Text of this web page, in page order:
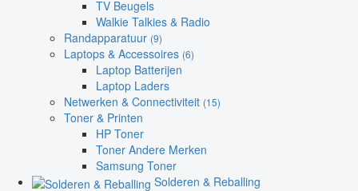
TV Beugels
Walkie Talkies & Radio
Randapparatuur (9)
Laptops & Accessoires (6)
Laptop Batterijen
Laptop Laders
Netwerken & Connectiviteit (15)
Toner & Printen
HP Toner
Toner Andere Merken
Samsung Toner
Solderen & Reballing